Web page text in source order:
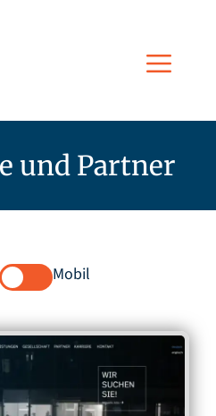
und Partner
Mobil